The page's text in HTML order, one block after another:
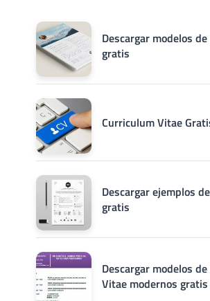
Descargar modelos
gratis
Curriculum Vitae
Descargar ejemplos
gratis
Descargar modelos
Vitae modernos gratis